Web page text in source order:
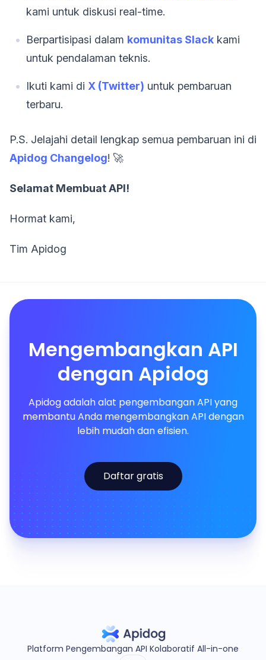
kami untuk diskusi real-time.
Berpartisipasi dalam komunitas Slack kami
untuk pendalaman teknis.
Ikuti kami di X (Twitter) untuk pembaruan
terbaru.
P.S. Jelajahi detail lengkap semua pembaruan ini di
Apidog Changelog! 🚀
Selamat Membuat API!
Hormat kami,
Tim Apidog
Mengembangkan API
dengan Apidog
Apidog adalah alat pengembangan API yang
membantu Anda mengembangkan API dengan
lebih mudah dan efisien.
Daftar gratis
Platform Pengembangan API Kolaboratif All-in-one